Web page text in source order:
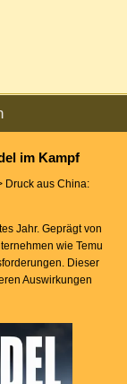
im Kampf
Druck aus China:
Jahr. Geprägt von
wie Temu
Dieser
Auswirkungen